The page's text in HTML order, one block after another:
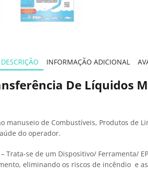
DESCRIÇÃO INFORMAÇÃO ADICIONAL
De Líquidos
manuseio de Combustíveis, Produtos
do operador.
– Trata-se de um Dispositivo/
eliminando os riscos de incêndio e